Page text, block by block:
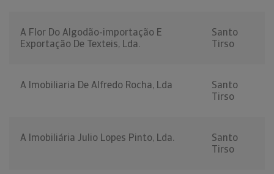
A Flor Do Algodão-importação E
Exportação De Texteis, Lda.
Santo
Tirso
A Imobiliaria De Alfredo Rocha, Lda
Santo
Tirso
A Imobiliária Julio Lopes Pinto, Lda.
Santo
Tirso